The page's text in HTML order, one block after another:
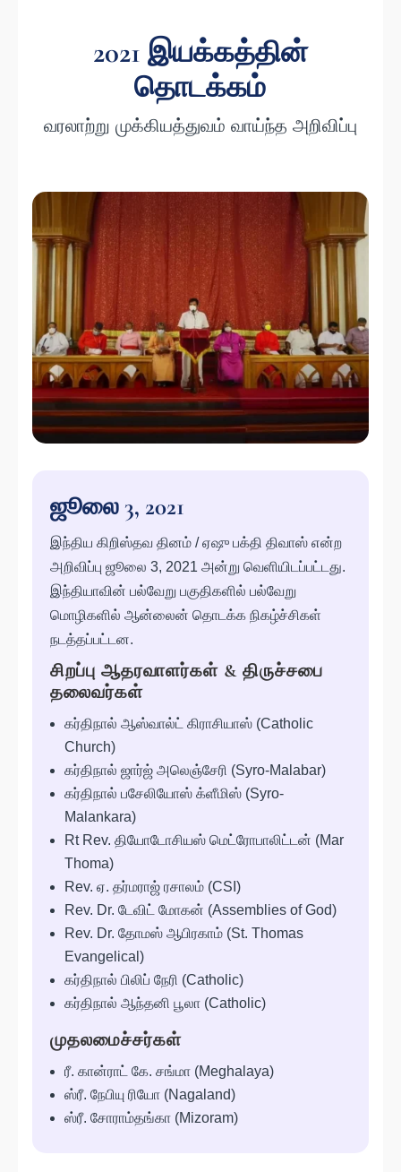
2021 இயக்கத்தின்
தொடக்கம்
வரலாற்று முக்கியத்துவம் வாய்ந்த அறிவிப்பு
ஜூலை 3, 2021
இந்திய கிறிஸ்தவ தினம் / ஏஷு பக்தி திவாஸ் என்ற
அறிவிப்பு ஜூலை 3, 2021 அன்று வெளியிடப்பட்டது.
இந்தியாவின் பல்வேறு பகுதிகளில் பல்வேறு
மொழிகளில் ஆன்லைன் தொடக்க நிகழ்ச்சிகள்
நடத்தப்பட்டன.
சிறப்பு ஆதரவாளர்கள் & திருச்சபை
தலைவர்கள்
கர்திநால் ஆஸ்வால்ட் கிராசியாஸ் (Catholic
Church)
கர்திநால் ஜார்ஜ் அலெஞ்சேரி (Syro-Malabar)
கர்திநால் பசேலியோஸ் க்ளீமிஸ் (Syro-
Malankara)
Rt Rev. தியோடோசியஸ் மெட்ரோபாலிட்டன் (Mar
Thoma)
Rev. ஏ. தர்மராஜ் ரசாலம் (CSI)
Rev. Dr. டேவிட் மோகன் (Assemblies of God)
Rev. Dr. தோமஸ் ஆபிரகாம் (St. Thomas
Evangelical)
கர்திநால் பிலிப் நேரி (Catholic)
கர்திநால் ஆந்தனி பூலா (Catholic)
முதலமைச்சர்கள்
ரீ. கான்ராட் கே. சங்மா (Meghalaya)
ஸ்ரீ. நேபியு ரியோ (Nagaland)
ஸ்ரீ. சோராம்தங்கா (Mizoram)